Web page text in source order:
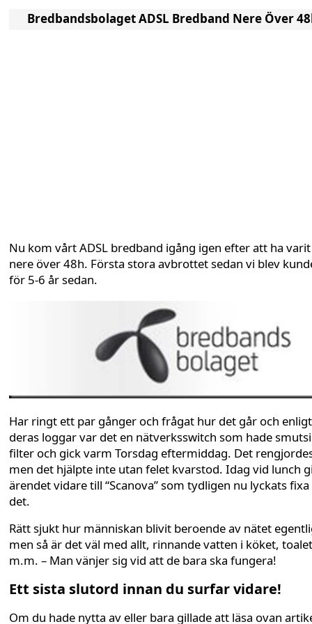
Bredbandsbolaget ADSL Bredband Nere Över
Nu kom vårt ADSL bredband igång igen efter att ha varit
nere över 48h. Första stora avbrottet sedan vi blev
för 5-6 år sedan.
Har ringt ett par gånger och frågat hur det går och enligt
deras loggar var det en nätverksswitch som hade
filter och gick varm Torsdag eftermiddag. Det
men det hjälpte inte utan felet kvarstod. Idag vid lunch
ärendet vidare till “Scanova” som tydligen nu lyckats
det.
Rätt sjukt hur människan blivit beroende av nätet
men så är det väl med allt, rinnande vatten i köket,
m.m. – Man vänjer sig vid att de bara ska fungera!
Ett sista slutord innan du surfar vidare!
Om du hade nytta av eller bara gillade att läsa ovan